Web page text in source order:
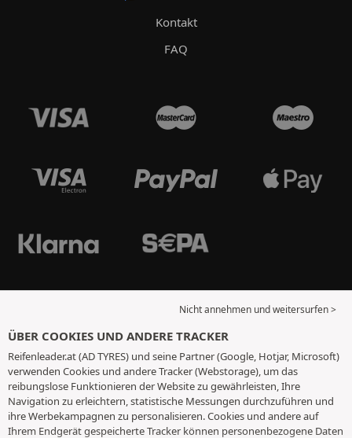
Kontakt
FAQ
Nicht annehmen und weitersurfen >
ÜBER COOKIES UND ANDERE TRACKER
Reifenleader.at (AD TYRES) und seine Partner (Google, Hotjar, Microsoft)
verwenden Cookies und andere Tracker (Webstorage), um das
reibungslose Funktionieren der Website zu gewährleisten, Ihre
Navigation zu erleichtern, statistische Messungen durchzuführen und
ihre Werbekampagnen zu personalisieren. Cookies und andere auf
Ihrem Endgerät gespeicherte Tracker können personenbezogene Daten